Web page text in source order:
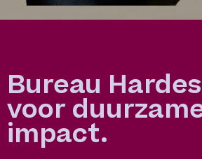
Bureau
voor
impact.